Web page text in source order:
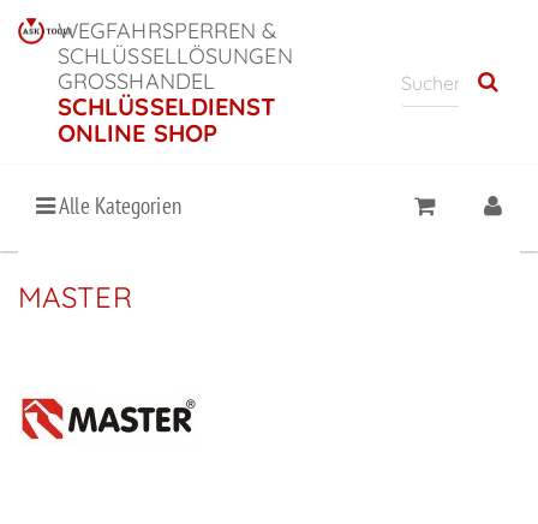
WEGFAHRSPERREN &
SCHLÜSSELLÖSUNGEN
GROSSHANDEL
SCHLÜSSELDIENST
ONLINE SHOP
Alle Kategorien
MASTER